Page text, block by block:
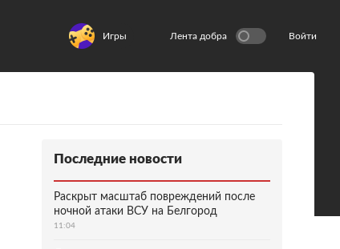
Игры Лента добра Войти
Последние новости
Раскрыт масштаб повреждений после
ночной атаки ВСУ на Белгород
11:04